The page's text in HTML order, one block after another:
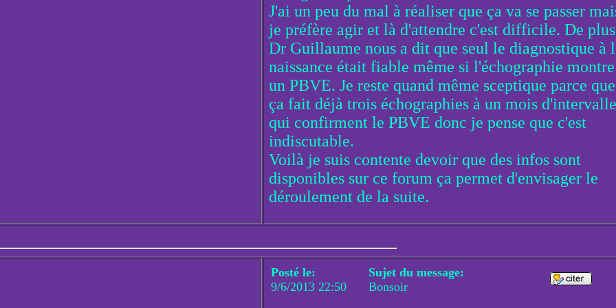
J'ai un peu du mal à réaliser que ça va se passer
je préfère agir et là d'attendre c'est difficile. De
Dr Guillaume nous a dit que seul le diagnostique à
naissance était fiable même si l'échographie montre
un PBVE. Je reste quand même sceptique parce que
ça fait déjà trois échographies à un mois d'intervalle
qui confirment le PBVE donc je pense que c'est
indiscutable.
Voilà je suis contente devoir que des infos sont
disponibles sur ce forum ça permet d'envisager le
déroulement de la suite.
Posté le:
9/6/2013 22:50
Sujet du message:
Bonsoir